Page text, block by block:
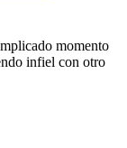
momento
infiel con otro